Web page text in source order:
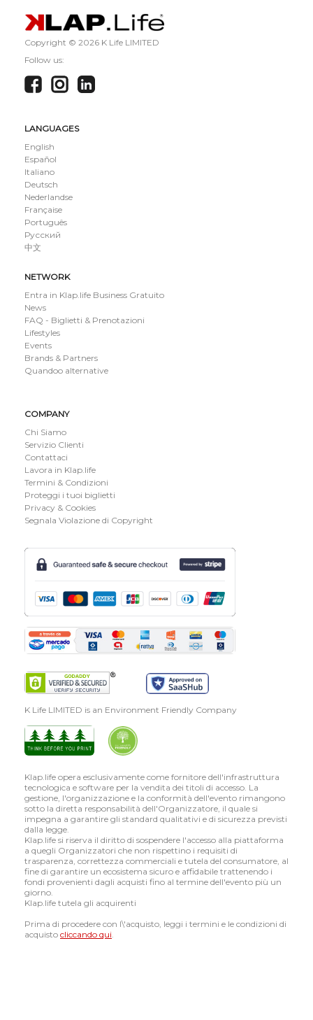
Copyright © 2026 K Life LIMITED
Follow us:
LANGUAGES
English
Español
Italiano
Deutsch
Nederlandse
Française
Português
Русский
中文
NETWORK
Entra in Klap.life Business Gratuito
News
FAQ - Biglietti & Prenotazioni
Lifestyles
Events
Brands & Partners
Quandoo alternative
COMPANY
Chi Siamo
Servizio Clienti
Contattaci
Lavora in Klap.life
Termini & Condizioni
Proteggi i tuoi biglietti
Privacy & Cookies
Segnala Violazione di Copyright
K Life LIMITED is an Environment Friendly Company
Klap.life opera esclusivamente come fornitore dell'infrastruttura
tecnologica e software per la vendita dei titoli di accesso. La
gestione, l'organizzazione e la conformità dell'evento rimangono
sotto la diretta responsabilità dell'Organizzatore, il quale si
impegna a garantire gli standard qualitativi e di sicurezza previsti
dalla legge.
Klap.life si riserva il diritto di sospendere l'accesso alla piattaforma
a quegli Organizzatori che non rispettino i requisiti di
trasparenza, correttezza commerciali e tutela del consumatore, al
fine di garantire un ecosistema sicuro e affidabile trattenendo i
fondi provenienti dagli acquisti fino al termine dell'evento più un
giorno.
Klap.life tutela gli acquirenti
Prima di procedere con l\'acquisto, leggi i termini e le condizioni di
acquisto cliccando qui.